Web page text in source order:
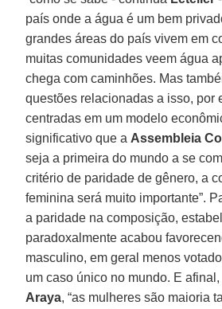
país onde a água é um bem
grandes áreas do país vivem em
muitas comunidades veem água
chega com caminhões. Mas
questões relacionadas a isso, por
centradas em um modelo
significativo que a Assembleia
seja a primeira do mundo a se
critério de paridade de gênero, a
feminina será muito importante”.
a paridade na composição,
paradoxalmente acabou
masculino, em geral menos
um caso único no mundo. E
Araya, “as mulheres são maioria